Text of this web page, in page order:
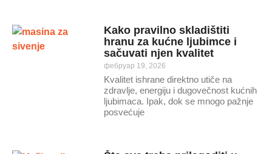
Kako pravilno skladištiti
hranu za kućne ljubimce i
sačuvati njen kvalitet
фебруар 19, 2026
Kvalitet ishrane direktno utiče na
zdravlje, energiju i dugovečnost kućnih
ljubimaca. Ipak, dok se mnogo pažnje
posvećuje